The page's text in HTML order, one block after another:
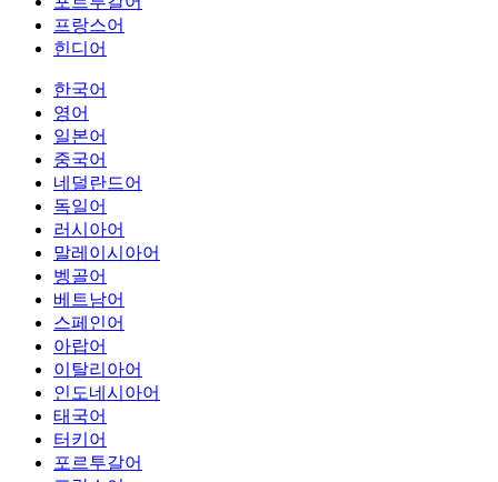
프랑스어
힌디어
한국어
영어
일본어
중국어
네덜란드어
독일어
러시아어
말레이시아어
벵골어
베트남어
스페인어
아랍어
이탈리아어
인도네시아어
태국어
터키어
포르투갈어